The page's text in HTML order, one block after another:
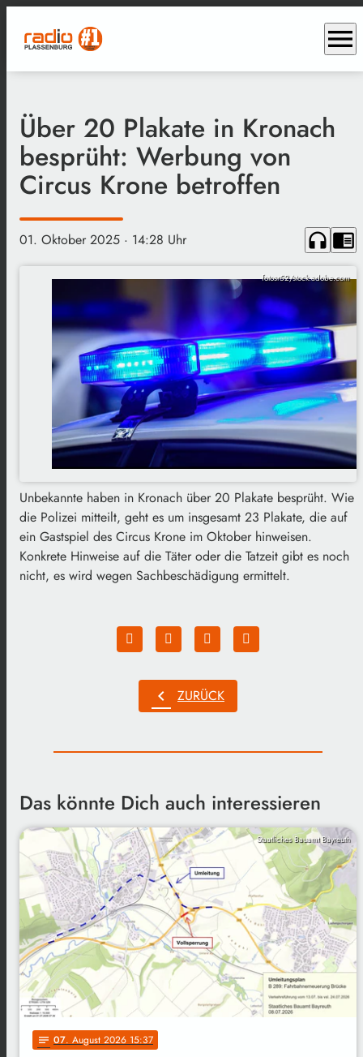
menu
Über 20 Plakate in Kronach
besprüht: Werbung von
Circus Krone betroffen
01. Oktober 2025 · 14:28 Uhr headphones chrome_reader_mode
fotosr52/stock.adobe.com
Unbekannte haben in Kronach über 20 Plakate besprüht. Wie
die Polizei mitteilt, geht es um insgesamt 23 Plakate, die auf
ein Gastspiel des Circus Krone im Oktober hinweisen.
Konkrete Hinweise auf die Täter oder die Tatzeit gibt es noch
nicht, es wird wegen Sachbeschädigung ermittelt.
chevron_left ZURÜCK
Das könnte Dich auch interessieren
Staatliches Bauamt Bayreuth
notes 07. August 2026 15:37